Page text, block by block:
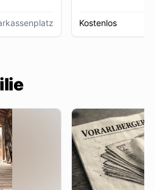
Kostenlos